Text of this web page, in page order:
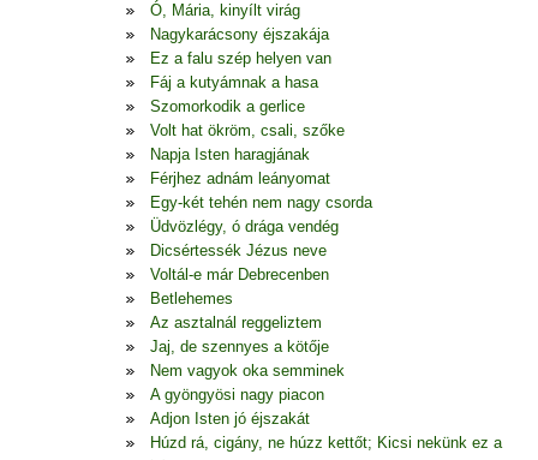
Ó, Mária, kinyílt virág
Nagykarácsony éjszakája
Ez a falu szép helyen van
Fáj a kutyámnak a hasa
Szomorkodik a gerlice
Volt hat ökröm, csali, szőke
Napja Isten haragjának
Férjhez adnám leányomat
Egy-két tehén nem nagy csorda
Üdvözlégy, ó drága vendég
Dicsértessék Jézus neve
Voltál-e már Debrecenben
Betlehemes
Az asztalnál reggeliztem
Jaj, de szennyes a kötője
Nem vagyok oka semminek
A gyöngyösi nagy piacon
Adjon Isten jó éjszakát
Húzd rá, cigány, ne húzz kettőt; Kicsi nekünk ez a